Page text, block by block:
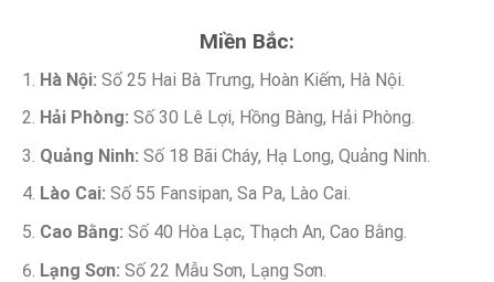
Miền Bắc:
Hà Nội: Số 25 Hai Bà Trưng, Hoàn Kiếm, Hà Nội.
Hải Phòng: Số 30 Lê Lợi, Hồng Bàng, Hải Phòng.
Quảng Ninh: Số 18 Bãi Cháy, Hạ Long, Quảng Ninh.
Lào Cai: Số 55 Fansipan, Sa Pa, Lào Cai.
Cao Bằng: Số 40 Hòa Lạc, Thạch An, Cao Bằng.
Lạng Sơn: Số 22 Mẫu Sơn, Lạng Sơn.